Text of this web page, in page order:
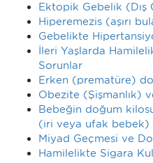
Ektopik Gebelik (Dış
Hiperemezis (aşırı
Gebelikte
İleri Yaşlarda
Sorunlar
Erken (prematüre)
Obezite (Şişmanlık)
Bebeğin doğum
(iri veya ufak bebek)
Miyad Geçmesi ve
Hamilelikte Sigara